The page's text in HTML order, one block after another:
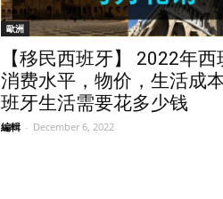
歐洲
【移民西班牙】 2022年西
消费水平，物价，生活成
班牙生活需要花多少钱
編輯 - December 6, 2022